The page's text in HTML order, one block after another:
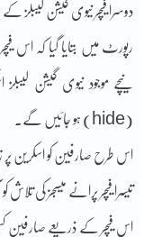
دوسرا فیچر نیوی گیشن
نیچے موجود نیوی گیشن
(hide) ہو جائیں گے۔
اس طرح صارفین کو اسکرین پر
تیسرا فیچر پرانے میسجز کی
اس فیچر کے ذریعے صارفین